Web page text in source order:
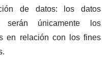
de datos: los datos
serán únicamente los
en relación con los fines